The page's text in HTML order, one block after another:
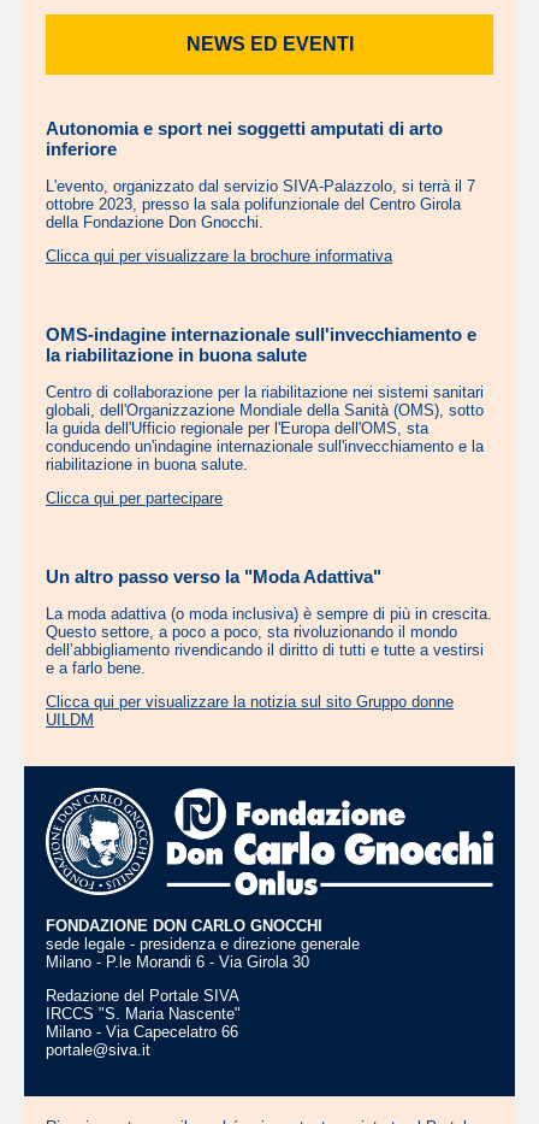
NEWS ED EVENTI
Autonomia e sport nei soggetti amputati di arto
inferiore
L'evento, organizzato dal servizio SIVA-Palazzolo, si terrà il 7
ottobre 2023, presso la sala polifunzionale del Centro Girola
della Fondazione Don Gnocchi.
Clicca qui per visualizzare la brochure informativa
OMS-indagine internazionale sull'invecchiamento e
la riabilitazione in buona salute
Centro di collaborazione per la riabilitazione nei sistemi sanitari
globali, dell'Organizzazione Mondiale della Sanità (OMS), sotto
la guida dell'Ufficio regionale per l'Europa dell'OMS, sta
conducendo un'indagine internazionale sull'invecchiamento e la
riabilitazione in buona salute.
Clicca qui per partecipare
Un altro passo verso la "Moda Adattiva"
La moda adattiva (o moda inclusiva) è sempre di più in crescita.
Questo settore, a poco a poco, sta rivoluzionando il mondo
dell’abbigliamento rivendicando il diritto di tutti e tutte a vestirsi
e a farlo bene.
Clicca qui per visualizzare la notizia sul sito Gruppo donne
UILDM
FONDAZIONE DON CARLO GNOCCHI
sede legale - presidenza e direzione generale
Milano - P.le Morandi 6 - Via Girola 30
Redazione del Portale SIVA
IRCCS "S. Maria Nascente"
Milano - Via Capecelatro 66
portale@siva.it